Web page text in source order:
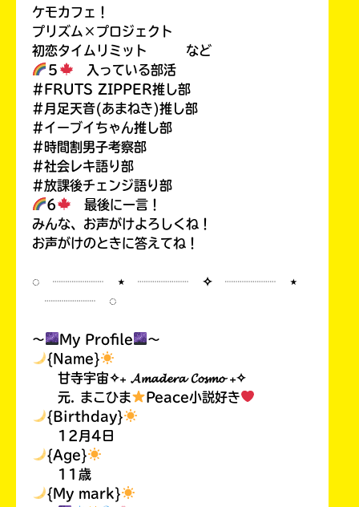
ケモカフェ！
プリズム×プロジェクト
初恋タイムリミット など
５
入っている部活
#FRUTS ZIPPER推し部
#月足天音(あまねき)推し部
#イーブイちゃん推し部
#時間割男子考察部
#社会レキ語り部
#放課後チェンジ語り部
6
最後に一言！
みんな、お声がけよろしくね！
お声がけのときに答えてね！
◌ ┈┈┈┈ ⋆ ┈┈┈┈ ✧ ┈┈┈┈ ⋆
┈┈┈┈ ◌
〜 My Profile
〜
{Name}
甘寺宇宙✧₊ 𝓐𝓶𝓪𝓭𝓮𝓻𝓪 𝓒𝓸𝓼𝓶𝓸 ₊✧
元. まこひま
Peace小説好き
{Birthday}
12月4日
{Age}
11歳
{My mark}